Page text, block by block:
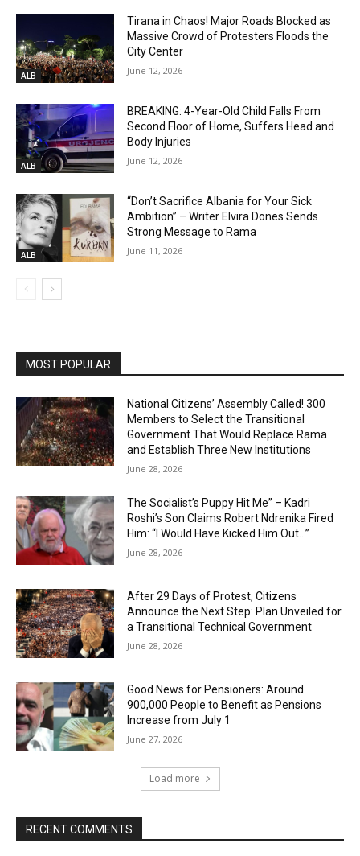
ALB
Tirana in Chaos! Major Roads Blocked as
Massive Crowd of Protesters Floods the
City Center
June 12, 2026
ALB
BREAKING: 4-Year-Old Child Falls From
Second Floor of Home, Suffers Head and
Body Injuries
June 12, 2026
ALB
“Don’t Sacrifice Albania for Your Sick
Ambition” – Writer Elvira Dones Sends
Strong Message to Rama
June 11, 2026
MOST POPULAR
National Citizens’ Assembly Called! 300
Members to Select the Transitional
Government That Would Replace Rama
and Establish Three New Institutions
June 28, 2026
The Socialist’s Puppy Hit Me” – Kadri
Roshi’s Son Claims Robert Ndrenika Fired
Him: “I Would Have Kicked Him Out…”
June 28, 2026
After 29 Days of Protest, Citizens
Announce the Next Step: Plan Unveiled for
a Transitional Technical Government
June 28, 2026
Good News for Pensioners: Around
900,000 People to Benefit as Pensions
Increase from July 1
June 27, 2026
Load more
RECENT COMMENTS